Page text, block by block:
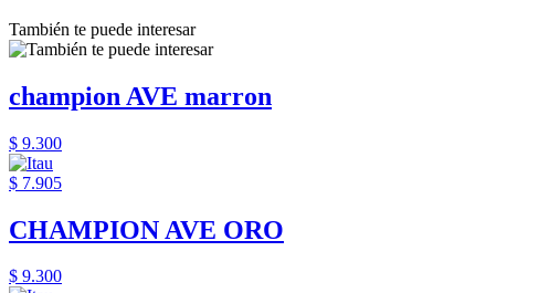
También te puede interesar
champion AVE marron
$ 9.300
$ 7.905
CHAMPION AVE ORO
$ 9.300